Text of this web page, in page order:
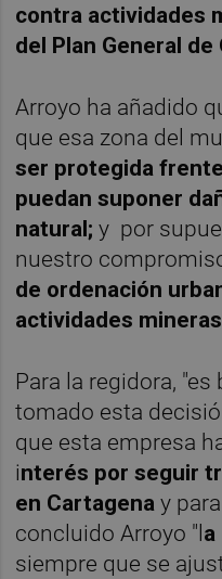
contra actividades
del Plan General
Arroyo ha añadido
que esa zona del
ser protegida
puedan suponer
natural; y por
nuestro
de ordenación
actividades
Para la regidora,
tomado esta
que esta empresa
interés por seguir
en Cartagena y
concluido Arroyo "l a
siempre que se